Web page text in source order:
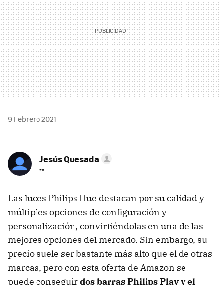
9 Febrero 2021
Jesús Quesada
**
Las luces Philips Hue destacan por su calidad y
múltiples opciones de configuración y
personalización, convirtiéndolas en una de las
mejores opciones del mercado. Sin embargo, su
precio suele ser bastante más alto que el de otras
marcas, pero con esta oferta de Amazon se
puede conseguirdos barras Philips Play y el